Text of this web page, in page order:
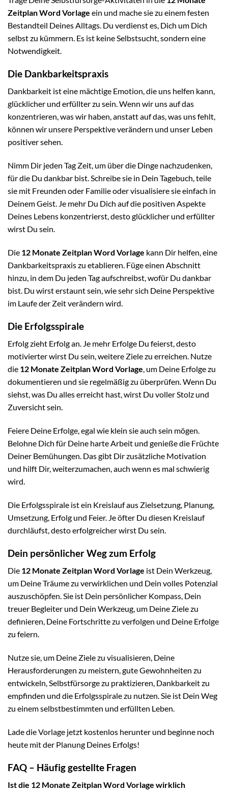
Zeitplan Word Vorlage ein und mache sie zu einem festen
Bestandteil Deines Alltags. Du verdienst es, Dich um Dich
selbst zu kümmern. Es ist keine Selbstsucht, sondern eine
Notwendigkeit.
Die Dankbarkeitspraxis
Dankbarkeit ist eine mächtige Emotion, die uns helfen kann,
glücklicher und erfüllter zu sein. Wenn wir uns auf das
konzentrieren, was wir haben, anstatt auf das, was uns fehlt,
können wir unsere Perspektive verändern und unser Leben
positiver sehen.
Nimm Dir jeden Tag Zeit, um über die Dinge nachzudenken,
für die Du dankbar bist. Schreibe sie in Dein Tagebuch, teile
sie mit Freunden oder Familie oder visualisiere sie einfach in
Deinem Geist. Je mehr Du Dich auf die positiven Aspekte
Deines Lebens konzentrierst, desto glücklicher und erfüllter
wirst Du sein.
Die 12 Monate Zeitplan Word Vorlage kann Dir helfen, eine
Dankbarkeitspraxis zu etablieren. Füge einen Abschnitt
hinzu, in dem Du jeden Tag aufschreibst, wofür Du dankbar
bist. Du wirst erstaunt sein, wie sehr sich Deine Perspektive
im Laufe der Zeit verändern wird.
Die Erfolgsspirale
Erfolg zieht Erfolg an. Je mehr Erfolge Du feierst, desto
motivierter wirst Du sein, weitere Ziele zu erreichen. Nutze
die 12 Monate Zeitplan Word Vorlage, um Deine Erfolge zu
dokumentieren und sie regelmäßig zu überprüfen. Wenn Du
siehst, was Du alles erreicht hast, wirst Du voller Stolz und
Zuversicht sein.
Feiere Deine Erfolge, egal wie klein sie auch sein mögen.
Belohne Dich für Deine harte Arbeit und genieße die Früchte
Deiner Bemühungen. Das gibt Dir zusätzliche Motivation
und hilft Dir, weiterzumachen, auch wenn es mal schwierig
wird.
Die Erfolgsspirale ist ein Kreislauf aus Zielsetzung, Planung,
Umsetzung, Erfolg und Feier. Je öfter Du diesen Kreislauf
durchläufst, desto erfolgreicher wirst Du sein.
Dein persönlicher Weg zum Erfolg
Die 12 Monate Zeitplan Word Vorlage ist Dein Werkzeug,
um Deine Träume zu verwirklichen und Dein volles Potenzial
auszuschöpfen. Sie ist Dein persönlicher Kompass, Dein
treuer Begleiter und Dein Werkzeug, um Deine Ziele zu
definieren, Deine Fortschritte zu verfolgen und Deine Erfolge
zu feiern.
Nutze sie, um Deine Ziele zu visualisieren, Deine
Herausforderungen zu meistern, gute Gewohnheiten zu
entwickeln, Selbstfürsorge zu praktizieren, Dankbarkeit zu
empfinden und die Erfolgsspirale zu nutzen. Sie ist Dein Weg
zu einem selbstbestimmten und erfüllten Leben.
Lade die Vorlage jetzt kostenlos herunter und beginne noch
heute mit der Planung Deines Erfolgs!
FAQ – Häufig gestellte Fragen
Ist die 12 Monate Zeitplan Word Vorlage wirklich